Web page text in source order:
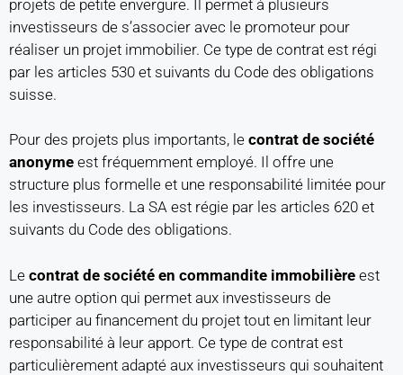
projets de petite envergure. Il permet à plusieurs
investisseurs de s’associer avec le promoteur pour
réaliser un projet immobilier. Ce type de contrat est régi
par les articles 530 et suivants du Code des obligations
suisse.
Pour des projets plus importants, le contrat de société
anonyme est fréquemment employé. Il offre une
structure plus formelle et une responsabilité limitée pour
les investisseurs. La SA est régie par les articles 620 et
suivants du Code des obligations.
Le contrat de société en commandite immobilière est
une autre option qui permet aux investisseurs de
participer au financement du projet tout en limitant leur
responsabilité à leur apport. Ce type de contrat est
particulièrement adapté aux investisseurs qui souhaitent